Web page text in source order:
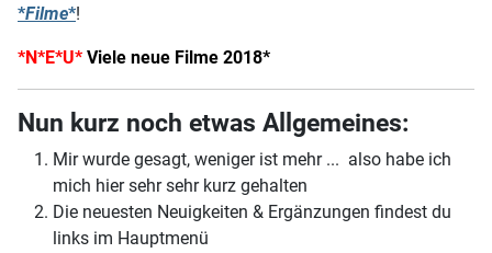
*Filme*!
*N*E*U* Viele neue Filme 2018*
Nun kurz noch etwas Allgemeines:
Mir wurde gesagt, weniger ist mehr ... also habe ich
mich hier sehr sehr kurz gehalten
Die neuesten Neuigkeiten & Ergänzungen findest du
links im Hauptmenü